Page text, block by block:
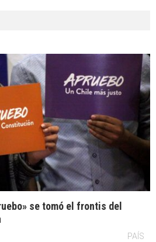
se tomó el frontis del
PAÍS